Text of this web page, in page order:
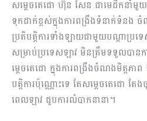
សម្តេចតេជោ ហ៊ុន សែន ជាមេដឹកនាំមួ
ទុកដាក់ខ្ពស់ក្នុងការ​ពង្រឹង​ទំនាក់ទំនង
ប្រតិបត្តិការទាំងឡាយជាមួយបណ្តា​ប្រទ
សម្រាប់ប្រទេសឡាវ មិនត្រឹមទទួលបាន
ម្តេចតេជោ ក្នុងការពង្រឹងចំណងមិត្តភ
បត្តិ​ការ​ប៉ុណ្ណោះទេ តែសម្តេចតេជោ
ពេលឡាវ​ ជួបការ​លំបាកនានា។